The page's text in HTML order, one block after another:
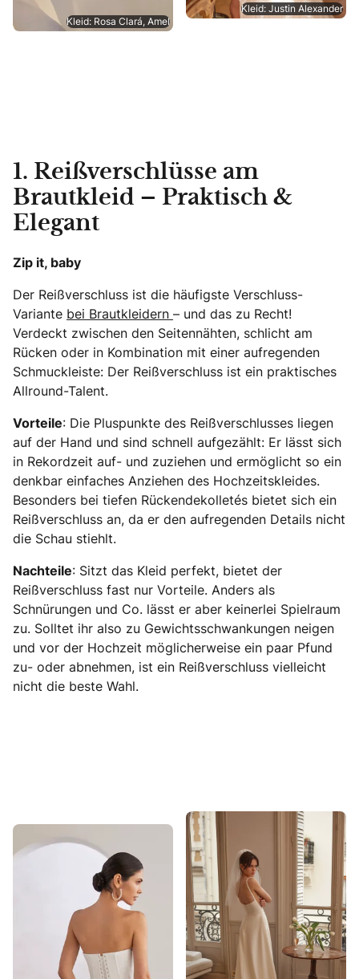
Kleid: Rosa Clará, Amel
Kleid: Justin Alexander
1. Reißverschlüsse am
Brautkleid – Praktisch &
Elegant
Zip it, baby
Der Reißverschluss ist die häufigste Verschluss-
Variante bei Brautkleidern – und das zu Recht!
Verdeckt zwischen den Seitennähten, schlicht am
Rücken oder in Kombination mit einer aufregenden
Schmuckleiste: Der Reißverschluss ist ein praktisches
Allround-Talent.
Vorteile: Die Pluspunkte des Reißverschlusses liegen
auf der Hand und sind schnell aufgezählt: Er lässt sich
in Rekordzeit auf- und zuziehen und ermöglicht so ein
denkbar einfaches Anziehen des Hochzeitskleides.
Besonders bei tiefen Rückendekolletés bietet sich ein
Reißverschluss an, da er den aufregenden Details nicht
die Schau stiehlt.
Nachteile: Sitzt das Kleid perfekt, bietet der
Reißverschluss fast nur Vorteile. Anders als
Schnürungen und Co. lässt er aber keinerlei Spielraum
zu. Solltet ihr also zu Gewichtsschwankungen neigen
und vor der Hochzeit möglicherweise ein paar Pfund
zu- oder abnehmen, ist ein Reißverschluss vielleicht
nicht die beste Wahl.